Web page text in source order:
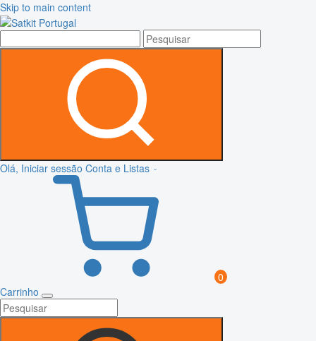
Skip to main content
Olá, Iniciar sessão Conta e Listas
0
Carrinho